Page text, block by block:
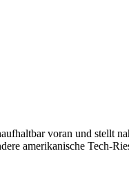
voran und stellt
amerikanische Tech-